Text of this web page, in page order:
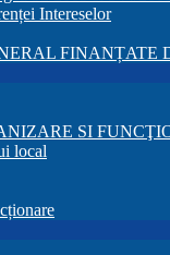
Intereselor
SI
local